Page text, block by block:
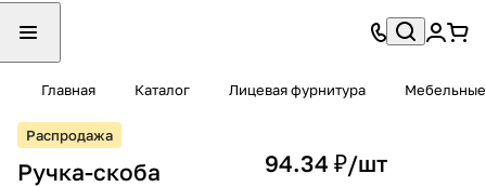
Главная Каталог Лицевая фурнитура
Распродажа
Ручка-скоба
94.34 ₽/шт